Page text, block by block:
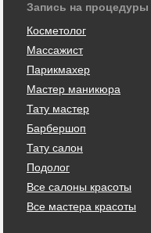
Запись на
Косметолог
Массажист
Парикмахер
Мастер маникюра
Тату мастер
Барбершоп
Тату салон
Подолог
Все салоны красоты
Все мастера красоты